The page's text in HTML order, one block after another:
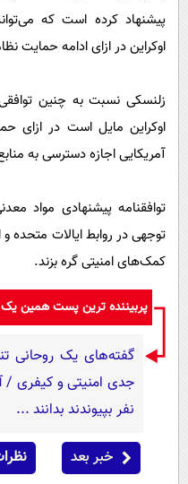
پیشنهاد کرده است که
اوکراین در ازای ادامه حمایت
زلنسکی نسبت به چنین
اوکراین مایل است در ازای
آمریکایی اجازه دسترسی به
توافقنامه پیشنهادی مواد
توجهی در روابط ایالات متحده
کمک‌های امنیتی گره بزند.
پربیننده ترین پست همین
نفر بپیوندند بدانند ...
خبر بعد